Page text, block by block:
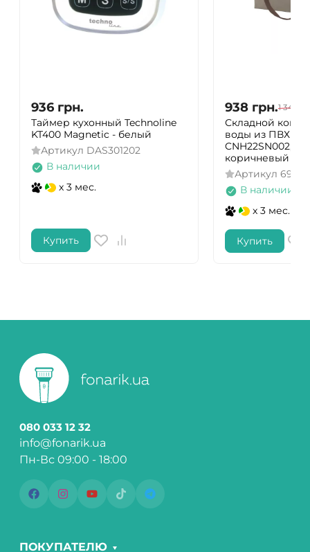
936 грн.
Таймер кухонный Technoline
KT400 Magnetic - белый
Артикул DAS301202
В наличии
x 3 мес.
Купить
938 грн.1 340
Складной
воды из ПВХ
CNH22SN002,
коричневый
Артикул
В наличии
x 3 мес.
Купить
080 033 12 32
info@fonarik.ua
Пн-Вс 09:00 - 18:00
ПОКУПАТЕЛЮ